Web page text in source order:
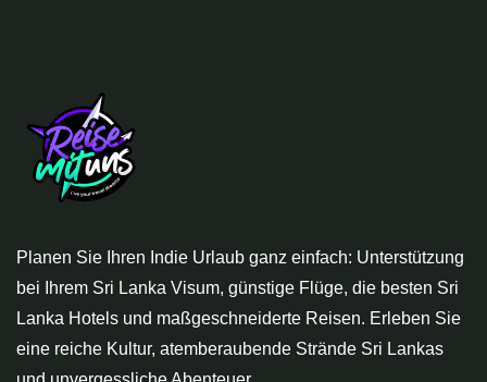
Planen Sie Ihren Indie Urlaub ganz einfach: Unterstützung
bei Ihrem Sri Lanka Visum, günstige Flüge, die besten Sri
Lanka Hotels und maßgeschneiderte Reisen. Erleben Sie
eine reiche Kultur, atemberaubende Strände Sri Lankas